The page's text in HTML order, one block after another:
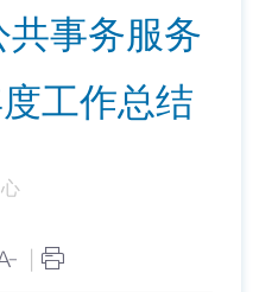
事务服务
工作总结